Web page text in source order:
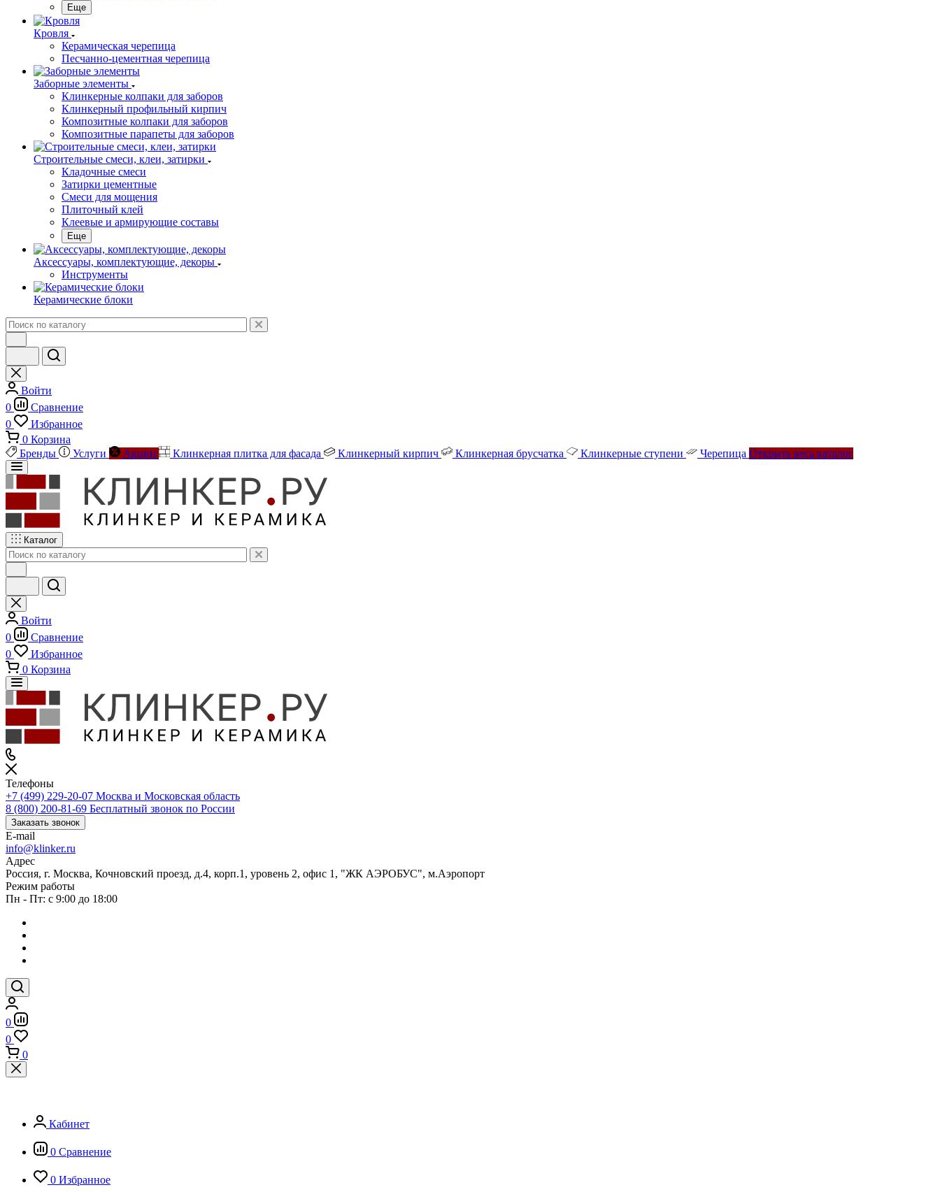
Еще
Кровля
Керамическая черепица
Песчанно-цементная черепица
Заборные элементы
Клинкерные колпаки для заборов
Клинкерный профильный кирпич
Композитные колпаки для заборов
Композитные парапеты для заборов
Строительные смеси, клеи, затирки
Кладочные смеси
Затирки цементные
Смеси для мощения
Плиточный клей
Клеевые и армирующие составы
Еще
Аксессуары, комплектующие, декоры
Инструменты
Керамические блоки
Войти
0
Сравнение
0
Избранное
0 Корзина
Бренды
Услуги Акции Клинкерная плитка для фасада Клинкерный кирпич Клинкерная брусчатка Клинкерные ступени Черепица Открыть весь каталог
Каталог
Войти
0
Сравнение
0
Избранное
0 Корзина
Телефоны
+7 (499) 229-20-07 Москва и Московская область
8 (800) 200-81-69 Бесплатный звонок по России
Заказать звонок
E-mail
info@klinker.ru
Адрес
Россия, г. Москва, Кочновский проезд, д.4, корп.1, уровень 2, офис 1, "ЖК АЭРОБУС", м.Аэропорт
Режим работы
Пн - Пт: с 9:00 до 18:00
0
0
0
Кабинет
0 Сравнение
0 Избранное